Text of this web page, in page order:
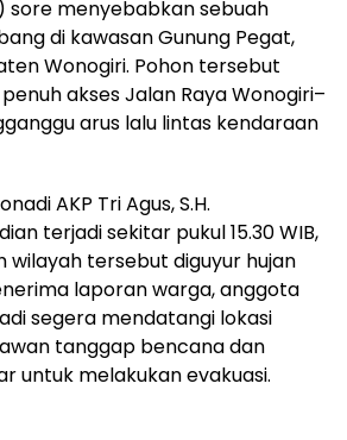
sore menyebabkan sebuah
di kawasan Gunung Pegat,
Wonogiri. Pohon tersebut
akses Jalan Raya Wonogiri–
arus lalu lintas kendaraan
AKP Tri Agus, S.H.
terjadi sekitar pukul 15.30 WIB,
wilayah tersebut diguyur hujan
laporan warga, anggota
segera mendatangi lokasi
tanggap bencana dan
untuk melakukan evakuasi.